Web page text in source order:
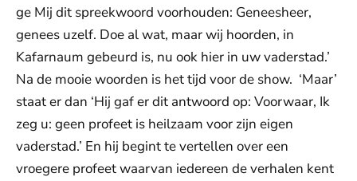
ge Mij dit spreekwoord voorhouden: Geneesheer,
genees uzelf. Doe al wat, maar wij hoorden, in
Kafarnaum gebeurd is, nu ook hier in uw vaderstad.’
Na de mooie woorden is het tijd voor de show. ‘Maar’
staat er dan ‘Hij gaf er dit antwoord op: Voor­waar, Ik
zeg u: geen profeet is heilzaam voor zijn eigen
vaderstad.’ En hij begint te vertellen over een
vroegere profeet waarvan iedereen de verhalen kent